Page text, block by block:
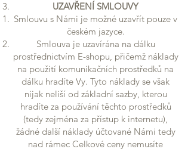
UZAVŘENÍ SMLOUVY
Smlouvu s Námi je možné uzavřít pouze v
českém jazyce.
Smlouva je uzavírána na dálku
prostřednictvím E-shopu, přičemž náklady
na použití komunikačních prostředků na
dálku hradíte Vy. Tyto náklady se však
nijak neliší od základní sazby, kterou
hradíte za používání těchto prostředků
(tedy zejména za přístup k internetu),
žádné další náklady účtované Námi tedy
nad rámec Celkové ceny nemusíte